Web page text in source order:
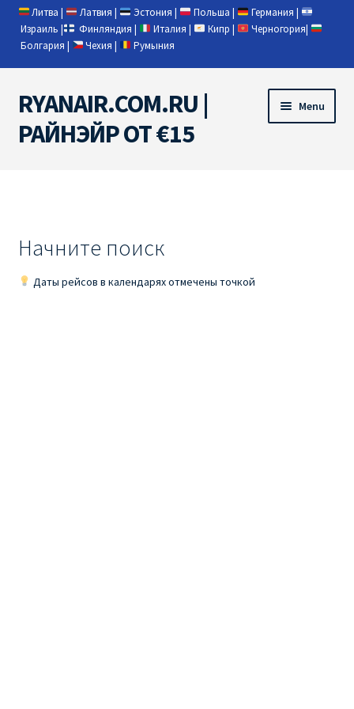
Литва | Латвия | Эстония | Польша | Германия |
Израиль | Финляндия | Италия | Кипр | Черногория|
Болгария | Чехия | Румыния
Skip
to
navigation
Skip
to
content
RYANAIR.COM.RU |
РАЙНЭЙР ОТ €15
Menu
RYANAIR PL ОТ € 9
Начните поиск
Даты рейсов в календарях отмечены точкой